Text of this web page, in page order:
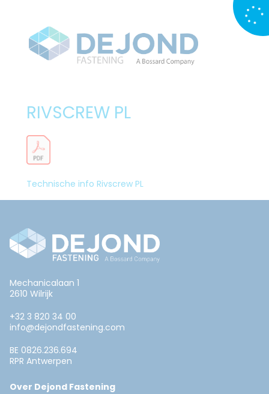
RIVSCREW PL
Technische info Rivscrew PL
Mechanicalaan 1
2610 Wilrijk
+32 3 820 34 00
info@dejondfastening.com
BE 0826.236.694
RPR Antwerpen
Over Dejond Fastening